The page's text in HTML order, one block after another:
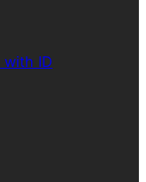
with ID